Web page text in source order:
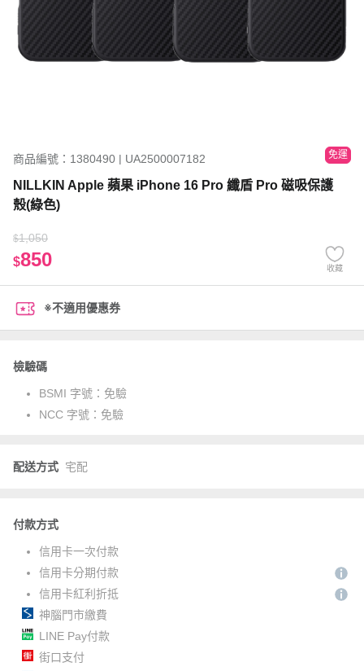
商品編號：1380490 | UA2500007182 免運
NILLKIN Apple 蘋果 iPhone 16 Pro 纖盾 Pro 磁吸保護
殼(綠色)
$1,050
$850 收藏
※不適用優惠券
檢驗碼
BSMI 字號： 免驗
NCC 字號： 免驗
配送方式 宅配
付款方式
信用卡一次付款
信用卡分期付款
信用卡紅利折抵
神腦門市繳費
LINE Pay付款
街口支付